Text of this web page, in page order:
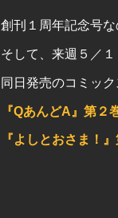
創刊１周年記念号な
そして、来週５／
同日発売のコミッ
『QあんどA』第２
『よしとおさま！